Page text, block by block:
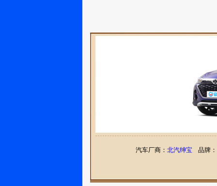
汽车厂商： 北汽绅宝 品牌：